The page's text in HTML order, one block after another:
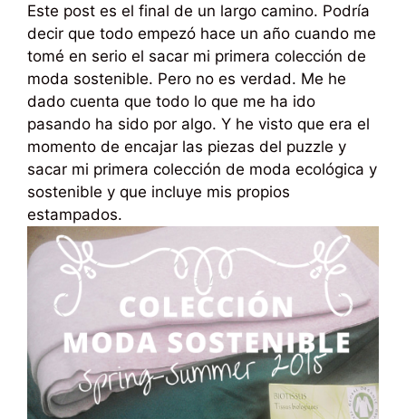
Este post es el final de un largo camino. Podría
decir que todo empezó hace un año cuando me
tomé en serio el sacar mi primera colección de
moda sostenible. Pero no es verdad. Me he
dado cuenta que todo lo que me ha ido
pasando ha sido por algo. Y he visto que era el
momento de encajar las piezas del puzzle y
sacar mi primera colección de moda ecológica y
sostenible y que incluye mis propios
estampados.